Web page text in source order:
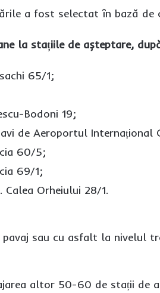
a fost selectat în bază de
la stațiile de așteptare,
65/1;
Bodoni 19;
de Aeroportul Internațional
60/5;
69/1;
Calea Orheiului 28/1.
sau cu asfalt la nivelul
altor 50-60 de stații de